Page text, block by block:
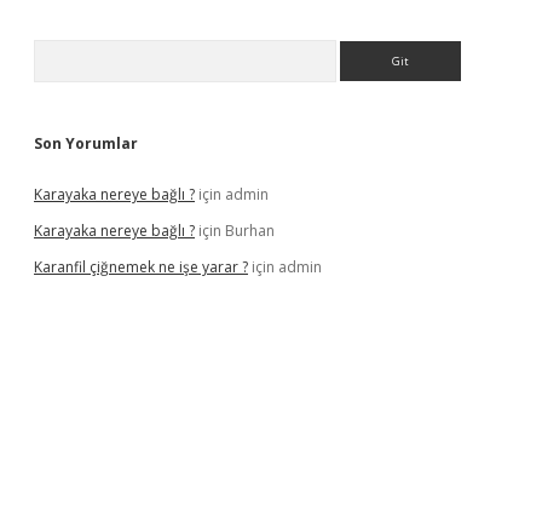
Son Yorumlar
Karayaka nereye bağlı ? için admin
Karayaka nereye bağlı ? için Burhan
Karanfil çiğnemek ne işe yarar ? için admin